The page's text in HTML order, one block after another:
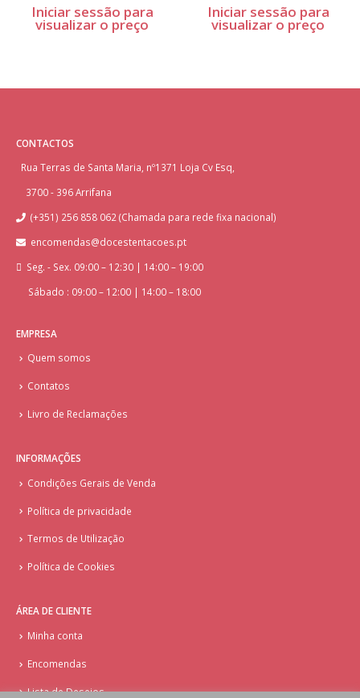
Iniciar sessão para
visualizar o preço
Iniciar sessão para
visualizar o preço
CONTACTOS
Rua Terras de Santa Maria, nº1371 Loja Cv Esq,
3700 - 396 Arrifana
(+351) 256 858 062 (Chamada para rede fixa nacional)
encomendas@docestentacoes.pt
Seg. - Sex. 09:00 – 12:30 | 14:00 – 19:00
Sábado : 09:00 – 12:00 | 14:00 – 18:00
EMPRESA
Quem somos
Contatos
Livro de Reclamações
INFORMAÇÕES
Condições Gerais de Venda
Política de privacidade
Termos de Utilização
Política de Cookies
ÁREA DE CLIENTE
Minha conta
Encomendas
Lista de Desejos